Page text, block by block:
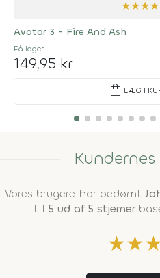
★★★★
Avatar 3 - Fire And Ash
På lager
149,95 kr
shopping_bag LÆG I
Vores brugere har bedømt
til 5 ud af 5 stjerner
★★